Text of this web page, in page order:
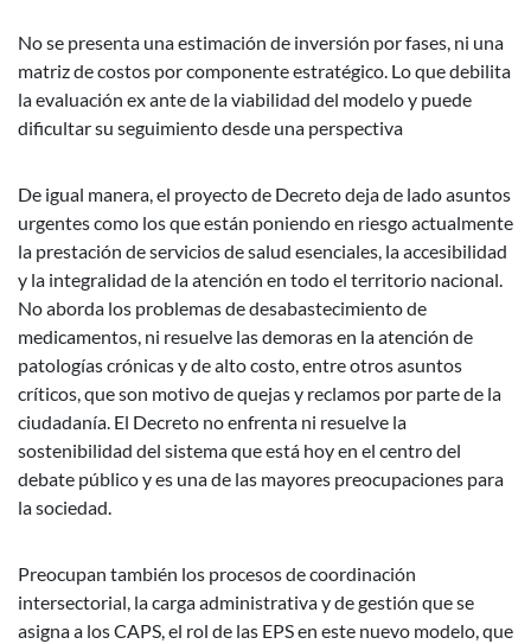
No se presenta una estimación de inversión por fases, ni una
matriz de costos por componente estratégico. Lo que debilita
la evaluación ex ante de la viabilidad del modelo y puede
dificultar su seguimiento desde una perspectiva
De igual manera, el proyecto de Decreto deja de lado asuntos
urgentes como los que están poniendo en riesgo actualmente
la prestación de servicios de salud esenciales, la accesibilidad
y la integralidad de la atención en todo el territorio nacional.
No aborda los problemas de desabastecimiento de
medicamentos, ni resuelve las demoras en la atención de
patologías crónicas y de alto costo, entre otros asuntos
críticos, que son motivo de quejas y reclamos por parte de la
ciudadanía. El Decreto no enfrenta ni resuelve la
sostenibilidad del sistema que está hoy en el centro del
debate público y es una de las mayores preocupaciones para
la sociedad.
Preocupan también los procesos de coordinación
intersectorial, la carga administrativa y de gestión que se
asigna a los CAPS, el rol de las EPS en este nuevo modelo, que